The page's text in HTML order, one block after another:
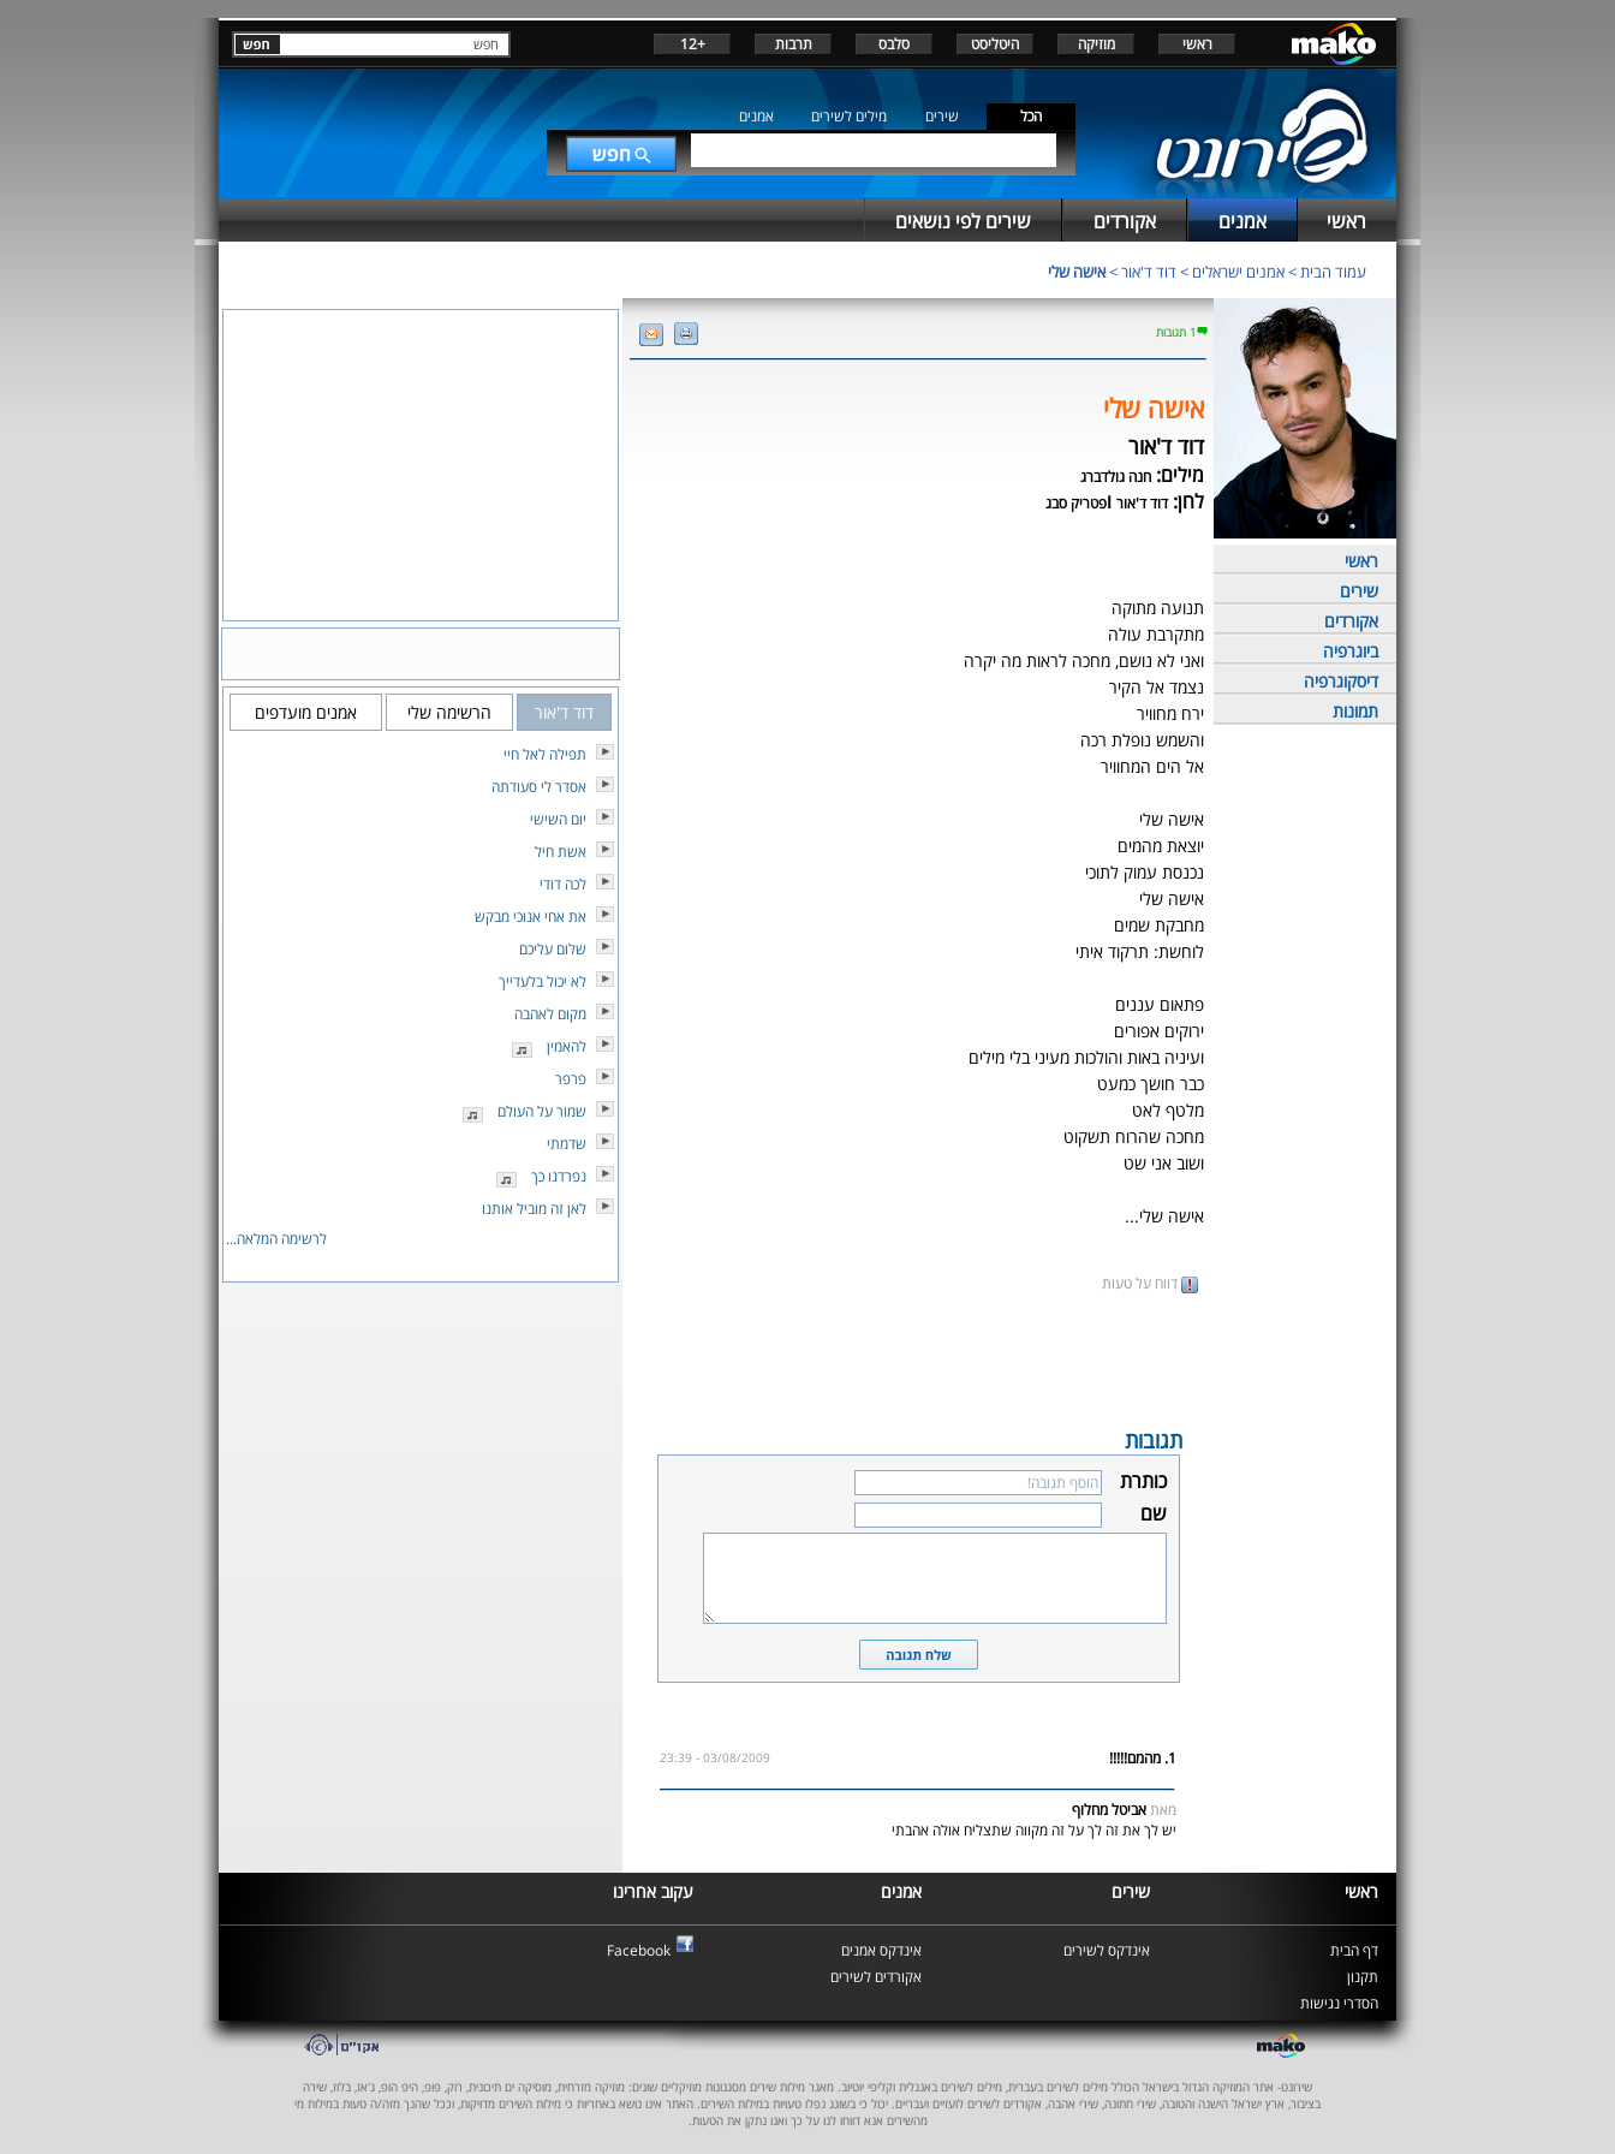
ראשי מוזיקה היטליסט סלבס תרבות +12
הכל שירים מילים לשירים אמנים
ראשי אמנים אקורדים שירים לפי נושאים
עמוד הבית>אמנים ישראלים >דוד ד'אור>אישה שלי
ראשי
שירים
אקורדים
ביוגרפיה
דיסקוגרפיה
תמונות
1 תגובות
אישה שלי
דוד ד'אור
מילים: חנה גולדברג
לחן:דוד ד'אור ופטריק סבג
תנועה מתוקה
מתקרבת עולה
ואני לא נושם, מחכה לראות מה יקרה
נצמד אל הקיר
ירח מחוויר
והשמש נופלת רכה
אל הים המחוויר
אישה שלי
יוצאת מהמים
נכנסת עמוק לתוכי
אישה שלי
מחבקת שמים
לוחשת: תרקוד איתי
פתאום עננים
ירוקים אפורים
ועיניה באות והולכות מעיני בלי מילים
כבר חושך כמעט
מלטף לאט
מחכה שהרוח תשקוט
ושוב אני שט
אישה שלי...
דווח על טעות
תגובות
כותרת
שם
1. מהמם!!!!! 03/08/2009 - 23:39
מאתאביטל מחלוף
יש לך את זה לך על זה מקווה שתצליח אולה אהבתי
דוד ד'אור הרשימה שלי אמנים מועדפים
תפילה לאל חיי
אסדר לי סעודתה
יום השישי
אשת חיל
לכה דודי
את אחי אנוכי מבקש
שלום עליכם
לא יכול בלעדייך
מקום לאהבה
להאמין
פרפר
שמור על העולם
שדמתי
נפרדנו כך
לאן זה מוביל אותנו
לרשימה המלאה...
ראשי שירים אמנים עקוב אחרינו
דף הבית
תקנון
הסדרי נגישות
אינדקס לשירים
אינדקס אמנים
אקורדים לשירים
Facebook
שירונט- אתר המוזיקה הגדול בישראל הכולל מילים לשירים בעברית, מילים לשירים באנגלית וקליפי יוטיוב. מאגר מילות שירים מסגנונות מוזיקליים שונים: מוזיקה מזרחית, מוסיקה ים תיכונית, רוק, פופ, היפ הופ, ג'אז, בלוז, שירה
בציבור, ארץ ישראל הישנה והטובה, שירי חתונה, שירי אהבה, אקורדים לשירים לועזיים ועבריים. יכול כי בשוגג נפלו טעויות במילות השירים. האתר אינו נושא באחריות כי מילות השירים מדויקות, וככל שהנך מזה/ה טעות במילות מי
מהשירים אנא דווחו לנו על כך ואנו נתקן את הטעות.